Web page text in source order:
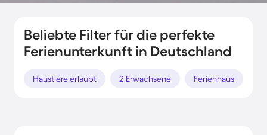
Beliebte Filter für die perfekte
Ferienunterkunft in Deutschland
Haustiere erlaubt 2 Erwachsene Ferienhaus